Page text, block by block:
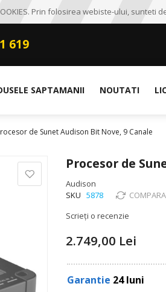
Prin folosirea webiste-ului, sunteti
619
SAPTAMANII NOUTATI
de Sunet Audison Bit Nove, 9 Canale
Procesor de
Audison
SKU 5878
Scrieți o recenzie
2.749,00 Lei
Garantie 24 luni